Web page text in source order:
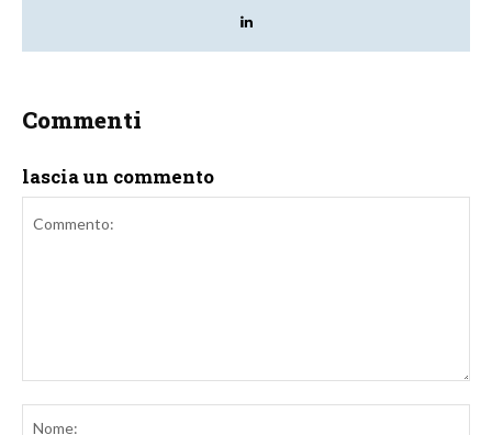
Commenti
lascia un commento